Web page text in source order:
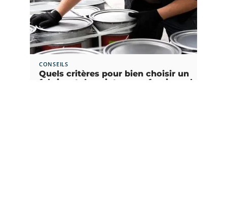
CONSEILS
Quels critères pour bien choisir un
fabricant de peinture professionnel